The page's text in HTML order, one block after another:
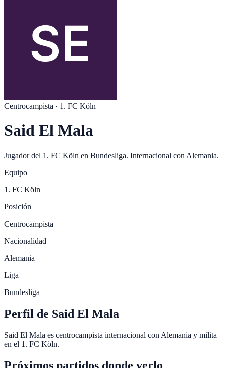
Centrocampista · 1. FC Köln
Said El Mala
Jugador del 1. FC Köln en Bundesliga. Internacional con Alemania.
Equipo
1. FC Köln
Posición
Centrocampista
Nacionalidad
Alemania
Liga
Bundesliga
Perfil de Said El Mala
Said El Mala es centrocampista internacional con Alemania y milita
en el 1. FC Köln.
Próximos partidos donde verlo